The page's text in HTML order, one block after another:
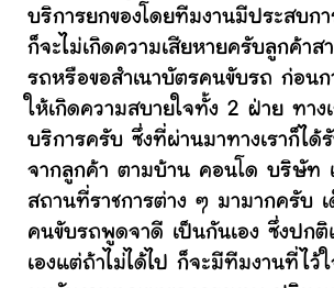
บริการยกของโดยทีมงานมีประสบก
ก็จะไม่เกิดความเสียหายครับลูกค้าส
รถหรือขอสำเนาบัตรคนขับรถ ก่อนก
ให้เกิดความสบายใจทั้ง 2 ฝ่าย ทาง
บริการครับ ซึ่งที่ผ่านมาทางเราก็ได้
จากลูกค้า ตามบ้าน คอนโด บริษัท
สถานที่ราชการต่าง ๆ มามากครับ
คนขับรถพูดจาดี เป็นกันเอง ซึ่งปก
เองแต่ถ้าไม่ได้ไป ก็จะมีทีมงานที่ไว้